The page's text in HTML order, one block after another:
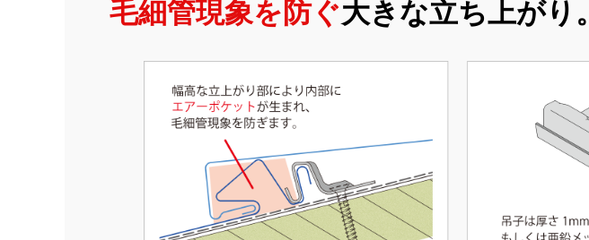
毛細管現象を防ぐ大きな立ち上がり。